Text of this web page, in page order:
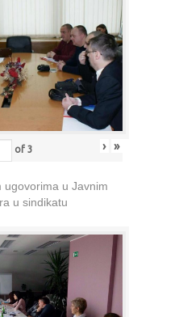
of 3 › »
ugovorima u Javnim
u sindikatu